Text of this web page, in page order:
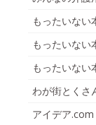
もったいない
もったいない
もったいない
わが街とくさ
アイデア